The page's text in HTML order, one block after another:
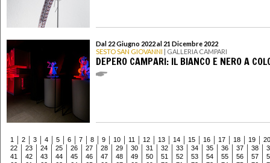
Dal 22 Giugno 2022 al 21 Dicembre 2022
SESTO SAN GIOVANNI | GALLERIA CAMPARI
DEPERO CAMPARI: IL BIANCO E NERO A
1 2 3 4 5 6 7 8 9 10 11 12 13 14 15 16 17 18 19
20
22
23 24 25 26 27 28 29 30 31 32 33 34 35 36 37 38
41
42 43 44 45 46 47 48 49 50 51 52 53 54 55 56 57